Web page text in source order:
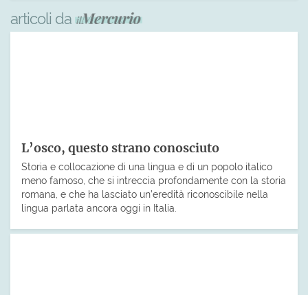
articoli da
L’osco, questo strano conosciuto
Storia e collocazione di una lingua e di un popolo italico
meno famoso, che si intreccia profondamente con la storia
romana, e che ha lasciato un’eredità riconoscibile nella
lingua parlata ancora oggi in Italia.